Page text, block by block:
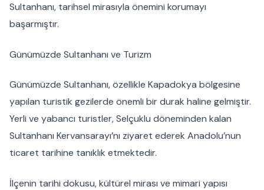
Sultanhanı, tarihsel mirasıyla önemini korumayı
başarmıştır.
Günümüzde Sultanhanı ve Turizm
Günümüzde Sultanhanı, özellikle Kapadokya bölgesine
yapılan turistik gezilerde önemli bir durak haline gelmiştir.
Yerli ve yabancı turistler, Selçuklu döneminden kalan
Sultanhanı Kervansarayı’nı ziyaret ederek Anadolu’nun
ticaret tarihine tanıklık etmektedir.
İlçenin tarihi dokusu, kültürel mirası ve mimari yapısı